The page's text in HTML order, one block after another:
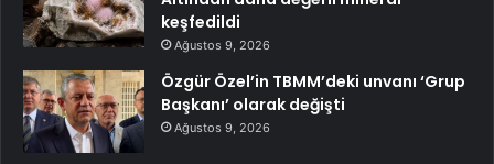
keşfedildi
Ağustos 9, 2026
Özgür Özel’in TBMM’deki unvanı ‘Grup
Başkanı’ olarak değişti
Ağustos 9, 2026